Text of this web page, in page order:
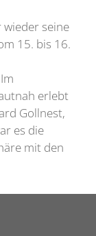
wieder seine
15. bis 16.
erlebt
Gollnest,
es die
mit den